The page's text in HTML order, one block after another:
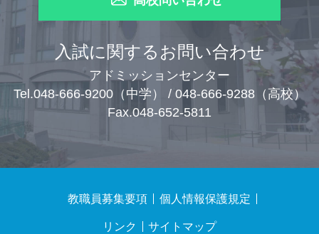
入試に関するお問い合わせ
アドミッションセンター
Tel.048-666-9200（中学） / 048-666-9288（高校）
Fax.048-652-5811
教職員募集要項 個人情報保護規定
リンク サイトマップ